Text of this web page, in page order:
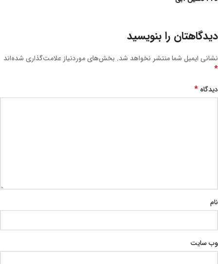
دیدگاهتان را بنویسید
نشانی ایمیل شما منتشر نخواهد شد. بخش‌های موردنیاز علامت‌گذاری شده‌اند
*
دیدگاه *
نام
وب‌ سایت